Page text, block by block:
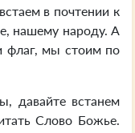
в почтении к
нашему народу. А
флаг, мы стоим по
давайте встанем
Слово Божье.